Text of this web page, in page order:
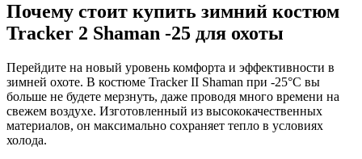
Почему стоит купить зимний костюм
Tracker 2 Shaman -25 для охоты
Перейдите на новый уровень комфорта и эффективности в
зимней охоте. В костюме Tracker II Shaman при -25°С вы
больше не будете мерзнуть, даже проводя много времени на
свежем воздухе. Изготовленный из высококачественных
материалов, он максимально сохраняет тепло в условиях
холода.